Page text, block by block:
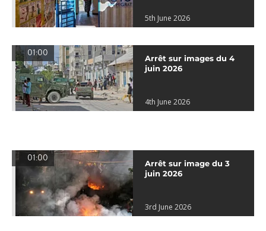
5th June 2026
01:00
Arrêt sur images du 4
juin 2026
4th June 2026
01:00
Arrêt sur image du 3
juin 2026
3rd June 2026